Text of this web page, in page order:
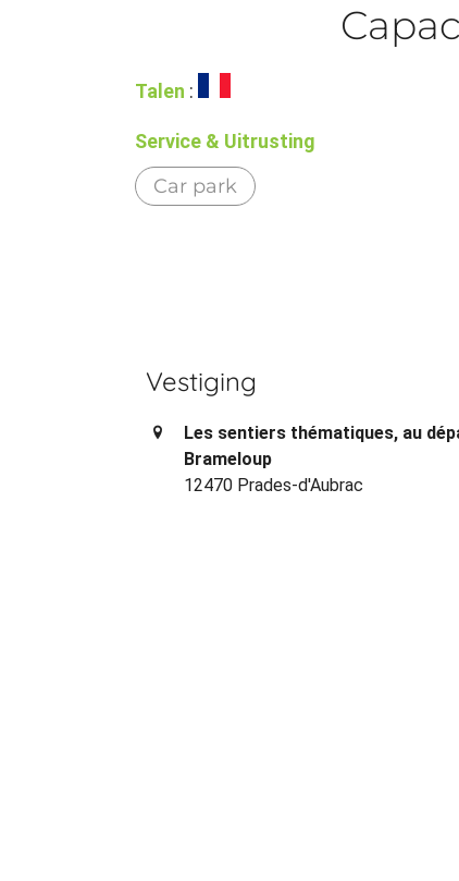
Talen :
Service & Uitrusting
Car park
Vestiging
Les sentiers thématiques, au
Brameloup
12470 Prades-d'Aubrac